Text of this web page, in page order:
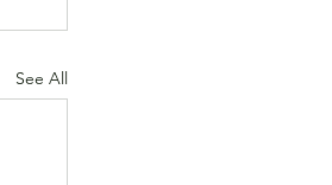
See All